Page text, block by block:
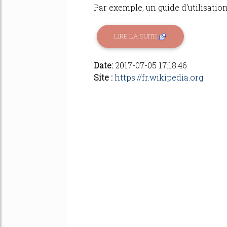
Par exemple, un guide
LIRE LA SUITE
Date: 2017-07-05 17:18:46
Site :https://fr.wikipedia.org